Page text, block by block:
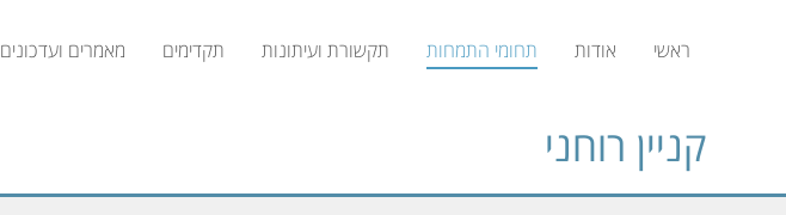
ראשי אודות תחומי התמחות תקשורת ועיתונות תקדימים מאמרים ועדכונים
קניין רוחני